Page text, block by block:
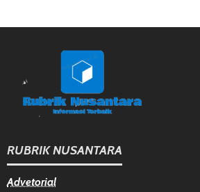
RUBRIK NUSANTARA
Advetorial